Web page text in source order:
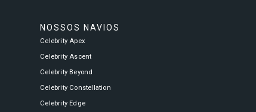
Constellation®
Eclipse®
NOSSOS NAVIOS
Celebrity Apex
Celebrity Ascent
Celebrity Beyond
Celebrity Constellation
Celebrity Edge